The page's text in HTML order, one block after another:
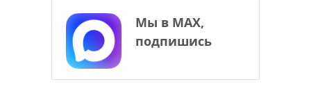
Мы в МАХ,
подпишись